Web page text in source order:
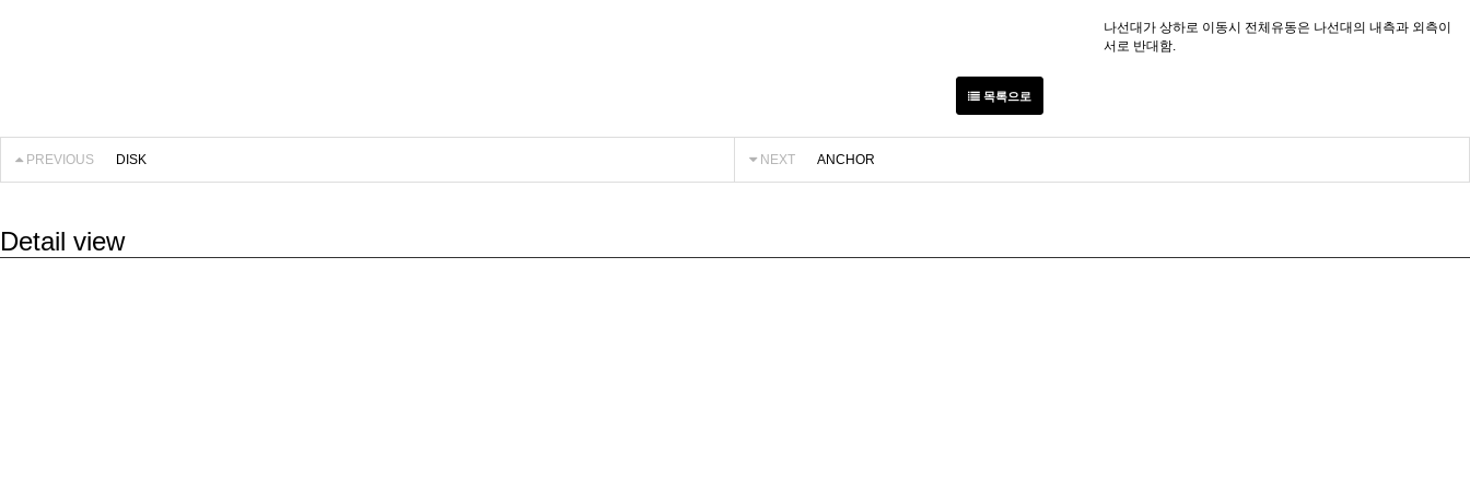
나선대가 상하로 이동시 전체유동은 나선대의 내측과 외측이
서로 반대함.
목록으로
PREVIOUS DISK NEXT ANCHOR
Detail view